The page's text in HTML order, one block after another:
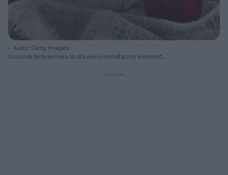
Autor: Getty Images
Gwiazda betlejemska to dla wielu nieodłączny element